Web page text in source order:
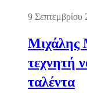
9 Σεπτεμβρίου
Μιχάλης
τεχνητή
ταλέντα